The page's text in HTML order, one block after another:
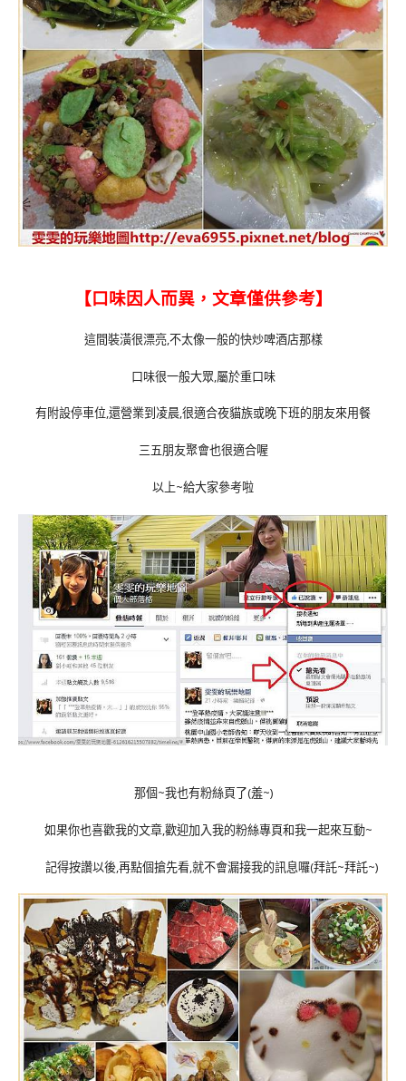
【口味因人而異，文章僅供參考】
這間裝潢很漂亮,不太像一般的快炒啤酒店那樣
口味很一般大眾,屬於重口味
有附設停車位,還營業到凌晨,很適合夜貓族或晚下班的朋友來用餐
三五朋友聚會也很適合喔
以上~給大家參考啦
那個~我也有粉絲頁了(羞~)
如果你也喜歡我的文章,歡迎加入我的粉絲專頁和我一起來互動~
記得按讚以後,再點個搶先看,就不會漏接我的訊息囉(拜託~拜託~)